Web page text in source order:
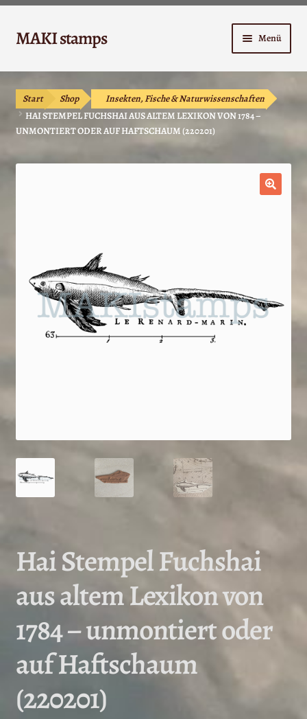
Zur
Navigation
Zum
Inhalt
MAKI stamps Menü
Shop
Warenkorb
Start Shop
Insekten, Fische & Naturwissenschaften
HAI STEMPEL FUCHSHAI AUS ALTEM LEXIKON VON 1784 –
UNMONTIERT ODER AUF HAFTSCHAUM (220201)
Hai Stempel Fuchshai
aus altem Lexikon von
1784 – unmontiert oder
auf Haftschaum
(220201)